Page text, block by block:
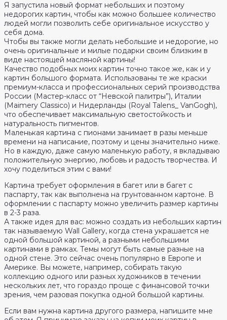
Я запустила новый формат небольших и поэтому
недорогих картин, чтобы как можно большее количество
людей могли позволить себе оригинальное искусство у
себя дома.
Чтобы вы также могли делать небольшие и недорогие, но
очень оригинальные и милые подарки своим близким в
виде настоящей масляной картины!
Качество подобных моих картин точно такое же, как и у
картин большого формата. Использованы те же краски
премиум-класса и профессиональных серий производства
России (Мастер-класс от “Невской палитры”), Италии
(Maimery Classico) и Нидерланды (Royal Talens_ VanGogh),
что обеспечивает максимальную светостойкость и
натуральность пигментов.
Маленькая картина с пионами занимает в разы меньше
времени на написание, поэтому и цены значительно ниже.
Но в каждую, даже самую маленькую работу, я вкладываю
положительную энергию, любовь и радость творчества. И
хочу поделиться этим с вами!
Картина требует оформления в багет или в багет с
паспарту, так как выполнена на грунтованном картоне. В
оформлении с паспарту можно увеличить размер картины
в 2-3 раза.
А также идея для вас: можно создать из небольших картин
так называемую Wall Gallery, когда стена украшается не
одной большой картиной, а разными небольшими
картинами в рамках. Темы могут быть самые разные на
одной стене. Это сейчас очень популярно в Европе и
Америке. Вы можете, например, собирать такую
коллекцию одного или разных художников в течении
нескольких лет, что гораздо проще с финансовой точки
зрения, чем разовая покупка одной большой картины.
Если вам нужна картина другого размера, напишите мне